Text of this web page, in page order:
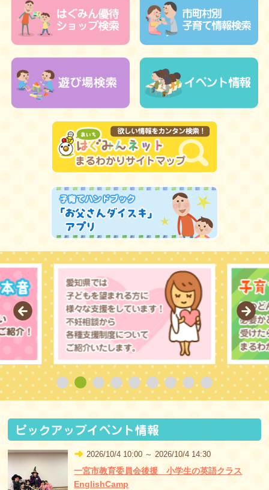
2026/10/4 10:00 ～ 2026/10/4 14:30
一宮市教育委員会後援 小学生の英語クラス
EnglishCamp